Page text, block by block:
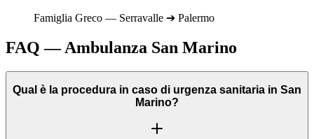
Famiglia Greco — Serravalle ➔ Palermo
FAQ — Ambulanza San Marino
Qual è la procedura in caso di urgenza sanitaria in San
Marino?